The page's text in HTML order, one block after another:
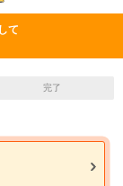
て
完了